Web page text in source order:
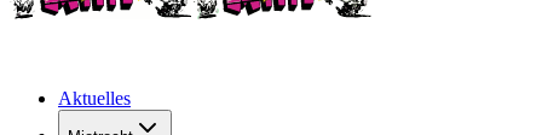
Aktuelles